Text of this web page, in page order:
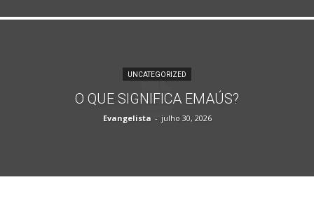
UNCATEGORIZED
O QUE SIGNIFICA EMAÚS?
Evangelista - julho 30, 2026